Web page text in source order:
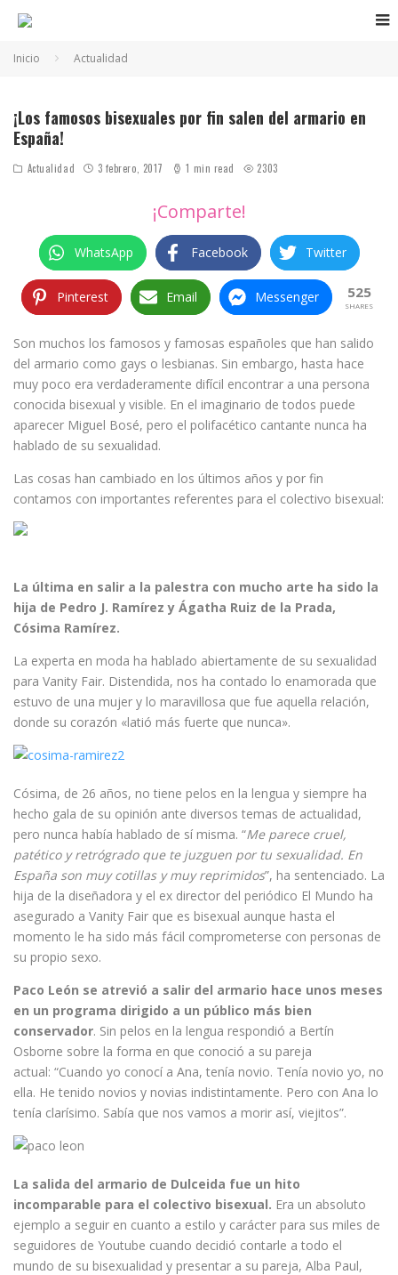
Inicio Actualidad
¡Los famosos bisexuales por fin salen del armario en
España!
Actualidad 3 febrero, 2017 1 min read 2303
¡Comparte!
WhatsApp Facebook Twitter
Pinterest Email Messenger 525
SHARES
Son muchos los famosos y famosas españoles que han salido
del armario como gays o lesbianas. Sin embargo, hasta hace
muy poco era verdaderamente difícil encontrar a una persona
conocida bisexual y visible. En el imaginario de todos puede
aparecer Miguel Bosé, pero el polifacético cantante nunca ha
hablado de su sexualidad.
Las cosas han cambiado en los últimos años y por fin
contamos con importantes referentes para el colectivo bisexual:
La última en salir a la palestra con mucho arte ha sido la
hija de Pedro J. Ramírez y Ágatha Ruiz de la Prada,
Cósima Ramírez.
La experta en moda ha hablado abiertamente de su sexualidad
para Vanity Fair. Distendida, nos ha contado lo enamorada que
estuvo de una mujer y lo maravillosa que fue aquella relación,
donde su corazón «latió más fuerte que nunca».
Cósima, de 26 años, no tiene pelos en la lengua y siempre ha
hecho gala de su opinión ante diversos temas de actualidad,
pero nunca había hablado de sí misma. “Me parece cruel,
patético y retrógrado que te juzguen por tu sexualidad. En
España son muy cotillas y muy reprimidos”, ha sentenciado. La
hija de la diseñadora y el ex director del periódico El Mundo ha
asegurado a Vanity Fair que es bisexual aunque hasta el
momento le ha sido más fácil comprometerse con personas de
su propio sexo.
Paco León se atrevió a salir del armario hace unos meses
en un programa dirigido a un público más bien
conservador. Sin pelos en la lengua respondió a Bertín
Osborne sobre la forma en que conoció a su pareja
actual: “Cuando yo conocí a Ana, tenía novio. Tenía novio yo, no
ella. He tenido novios y novias indistintamente. Pero con Ana lo
tenía clarísimo. Sabía que nos vamos a morir así, viejitos”.
La salida del armario de Dulceida fue un hito
incomparable para el colectivo bisexual. Era un absoluto
ejemplo a seguir en cuanto a estilo y carácter para sus miles de
seguidores de Youtube cuando decidió contarle a todo el
mundo de su bisexualidad y presentar a su pareja, Alba Paul,